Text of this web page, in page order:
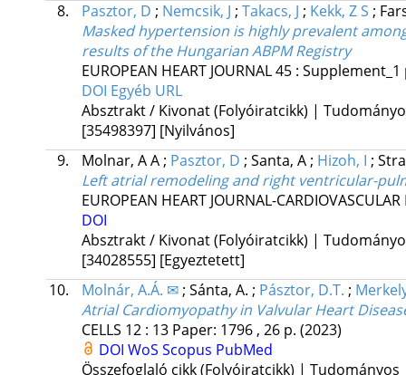
8.
Pasztor, D ; Nemcsik, J ; Takacs, J ; Kekk, Z S ;
Masked hypertension is highly prevalent
results of the Hungarian ABPM Registry
EUROPEAN HEART JOURNAL45: Supplement_1
DOI Egyéb URL
Absztrakt / Kivonat (Folyóiratcikk) |
[35498397] [Nyilvános]
9.
Molnar, A A; Pasztor, D ; Santa, A; Hizoh, I ;
Left atrial remodeling and right ventricular-
EUROPEAN HEART JOURNAL-
DOI
Absztrakt / Kivonat (Folyóiratcikk) |
[34028555] [Egyeztetett]
10.
Molnár, A.Á. ✉; Sánta, A. ; Pásztor, D.T. ;
Atrial Cardiomyopathy in Valvular Heart
CELLS 12: 13 Paper: 1796 , 26 p. (2023)
DOI WoS Scopus PubMed
Összefoglaló cikk (Folyóiratcikk) | Tudományos